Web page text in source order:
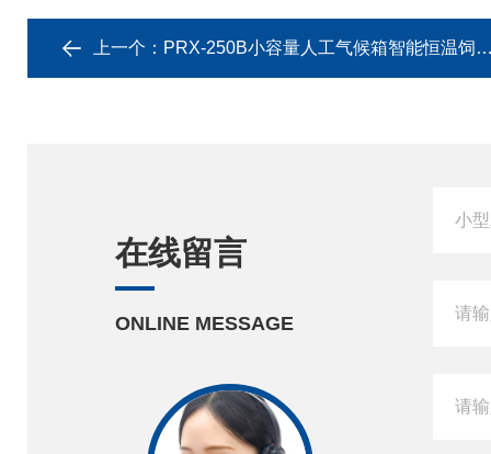
上一个： PRX-250B小容量人工气候箱智能恒温饲养箱
在线留言
ONLINE MESSAGE